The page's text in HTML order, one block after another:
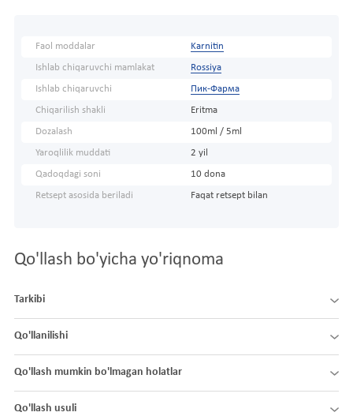
Faol moddalar Karnitin
Ishlab chiqaruvchi mamlakat Rossiya
Ishlab chiqaruvchi Пик-Фарма
Chiqarilish shakli Eritma
Dozalash 100ml / 5ml
Yaroqlilik muddati 2 yil
Qadoqdagi soni 10 dona
Retsept asosida beriladi Faqat retsept bilan
Qo'llash bo'yicha yo'riqnoma
Tarkibi
Qo'llanilishi
Qo'llash mumkin bo'lmagan holatlar
Qo'llash usuli